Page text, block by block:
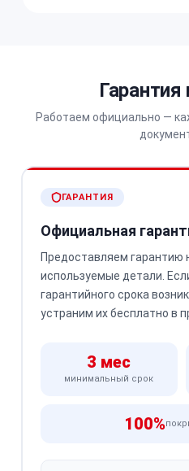
Гарантия
Работаем официально —
ГАРАНТИЯ
Официальная
Предоставляем гарантию
используемые детали.
гарантийного срока
устраним их бесплатно в
3 мес
минимальный срок
100%